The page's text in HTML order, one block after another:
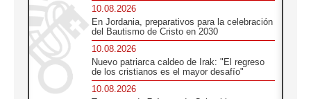
10.08.2026
En Jordania, preparativos para la celebración
del Bautismo de Cristo en 2030
10.08.2026
Nuevo patriarca caldeo de Irak: "El regreso
de los cristianos es el mayor desafío"
10.08.2026